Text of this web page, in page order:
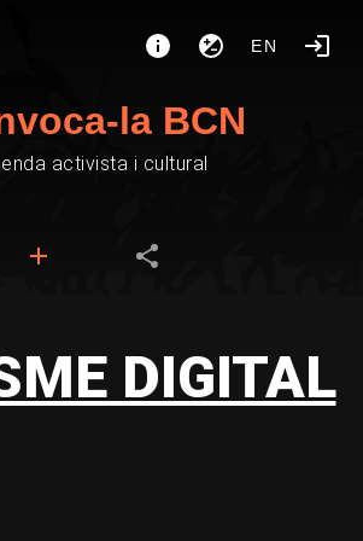
EN
la BCN
activista i cultural
DIGITAL